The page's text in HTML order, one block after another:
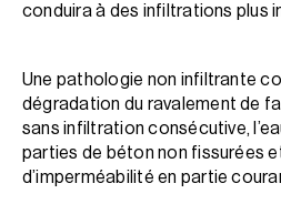
conduira à des infiltrations plus
Une pathologie non infiltrante
dégradation du ravalement de
sans infiltration consécutive,
parties de béton non fissurées
d’imperméabilité en partie